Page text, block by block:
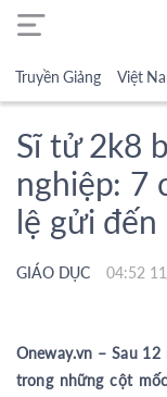
Truyền Giảng Việt
Sĩ tử 2k8
nghiệp: 7
lệ gửi đến
GIÁO DỤC 04:52
Oneway.vn – Sau
trong những cột